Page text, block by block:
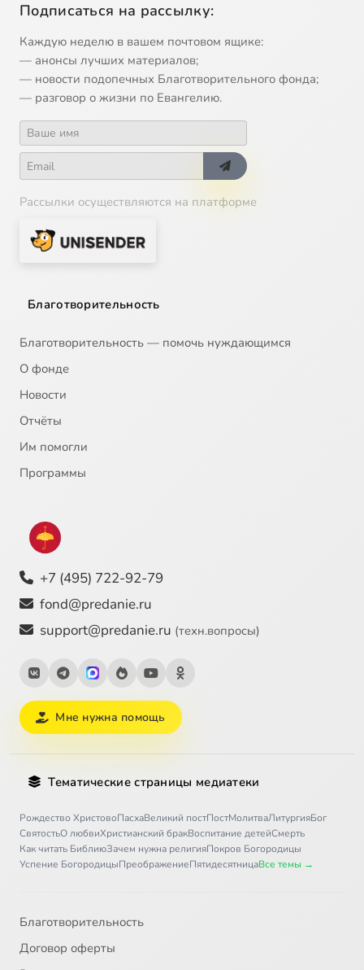
Подписаться на рассылку:
Каждую неделю в вашем почтовом ящике:
— анонсы лучших материалов;
— новости подопечных Благотворительного фонда;
— разговор о жизни по Евангелию.
Рассылки осуществляются на платформе
Благотворительность
Благотворительность — помочь нуждающимся
О фонде
Новости
Отчёты
Им помогли
Программы
+7 (495) 722-92-79
fond@predanie.ru
support@predanie.ru (техн.вопросы)
Мне нужна помощь
Тематические страницы медиатеки
Рождество ХристовоПасхаВеликий постПостМолитваЛитургияБог
СвятостьО любвиХристианский бракВоспитание детейСмерть
Как читать БиблиюЗачем нужна религияПокров Богородицы
Успение БогородицыПреображениеПятидесятницаВсе темы →
Благотворительность
Договор оферты